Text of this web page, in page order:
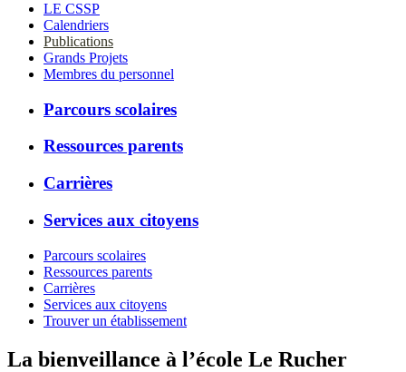
LE CSSP
Calendriers
Publications
Grands Projets
Membres du personnel
Parcours scolaires
Ressources parents
Carrières
Services aux citoyens
Parcours scolaires
Ressources parents
Carrières
Services aux citoyens
Trouver un établissement
La bienveillance à l’école Le Rucher